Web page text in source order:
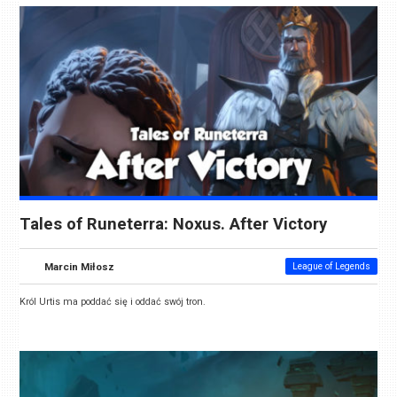
Tales of Runeterra: Noxus. After Victory
Marcin Miłosz League of Legends
Król Urtis ma poddać się i oddać swój tron.